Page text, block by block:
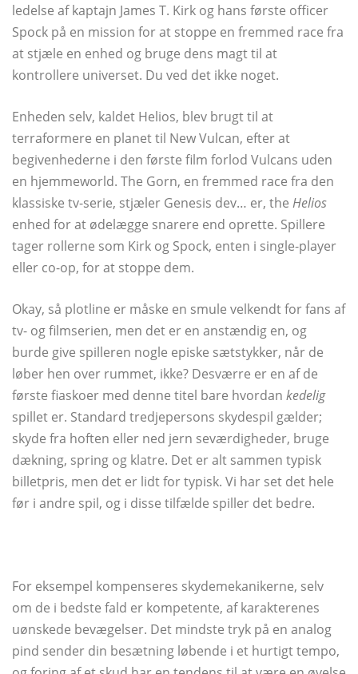
ledelse af kaptajn James T. Kirk og hans første officer
Spock på en mission for at stoppe en fremmed race fra
at stjæle en enhed og bruge dens magt til at
kontrollere universet. Du ved det ikke noget.
Enheden selv, kaldet Helios, blev brugt til at
terraformere en planet til New Vulcan, efter at
begivenhederne i den første film forlod Vulcans uden
en hjemmeworld. The Gorn, en fremmed race fra den
klassiske tv-serie, stjæler Genesis dev… er, the Helios
enhed for at ødelægge snarere end oprette. Spillere
tager rollerne som Kirk og Spock, enten i single-player
eller co-op, for at stoppe dem.
Okay, så plotline er måske en smule velkendt for fans af
tv- og filmserien, men det er en anstændig en, og
burde give spilleren nogle episke sætstykker, når de
løber hen over rummet, ikke? Desværre er en af ​​de
første fiaskoer med denne titel bare hvordan kedelig
spillet er. Standard tredjepersons skydespil gælder;
skyde fra hoften eller ned jern seværdigheder, bruge
dækning, spring og klatre. Det er alt sammen typisk
billetpris, men det er lidt for typisk. Vi har set det hele
før i andre spil, og i disse tilfælde spiller det bedre.
For eksempel kompenseres skydemekanikerne, selv
om de i bedste fald er kompetente, af karakterenes
uønskede bevægelser. Det mindste tryk på en analog
pind sender din besætning løbende i et hurtigt tempo,